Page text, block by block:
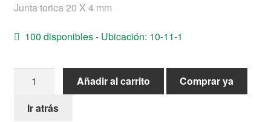
Ofertas
Junta torica 20 X 4 mm
100 disponibles - Ubicación: 10-11-1
Añadir al carrito
Comprar ya
Ir atrás